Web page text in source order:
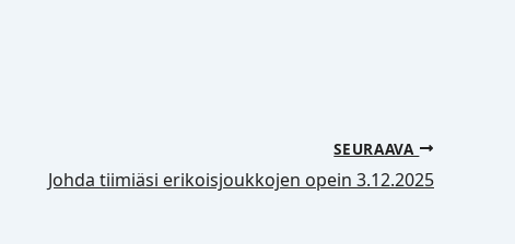
SEURAAVA
Johda tiimiäsi erikoisjoukkojen opein 3.12.2025